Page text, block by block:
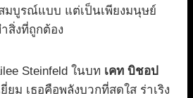
มบูรณ์แบบ แต่เป็นเพียงมนุษย์
สิ่งที่ถูกต้อง
Steinfeld ในบท เคท บิชอป
ม เธอคือพลังบวกที่สดใส ร่าเริง